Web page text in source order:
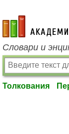
academic.ru
Словари и
Толкования